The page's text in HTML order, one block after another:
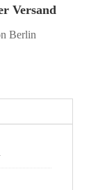
Versand
Berlin